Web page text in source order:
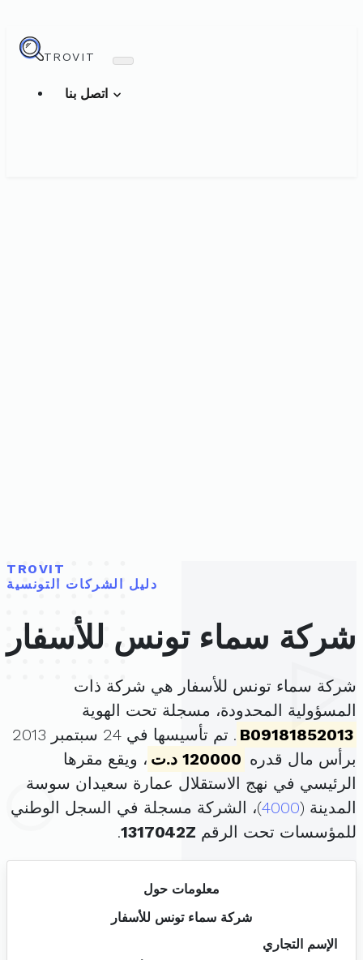
TROVIT
TROVIT
دليل الشركات التونسية
شركة سماء تونس للأسفار
شركة سماء تونس للأسفار هي شركة ذات
المسؤولية المحدودة، مسجلة تحت الهوية
B09181852013
. تم تأسيسها في 24 سبتمبر 2013
برأس مال قدره 120000 د.ت
، ويقع مقرها
الرئيسي في نهج الاستقلال عمارة سعيدان سوسة
المدينة (4000)، الشركة مسجلة في السجل الوطني
للمؤسسات تحت الرقم 1317042Z
.
معلومات حول
شركة سماء تونس للأسفار
الإسم التجاري